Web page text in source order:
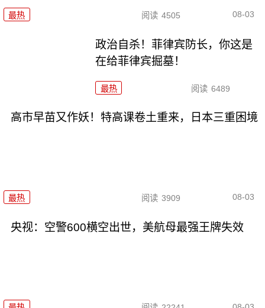
最热 阅读 4505 08-03
政治自杀！菲律宾防长，你这是
在给菲律宾掘墓！
最热 阅读 6489
高市早苗又作妖！特高课卷土重来，日本三重困境
最热 阅读 3909 08-03
央视：空警600横空出世，美航母最强王牌失效